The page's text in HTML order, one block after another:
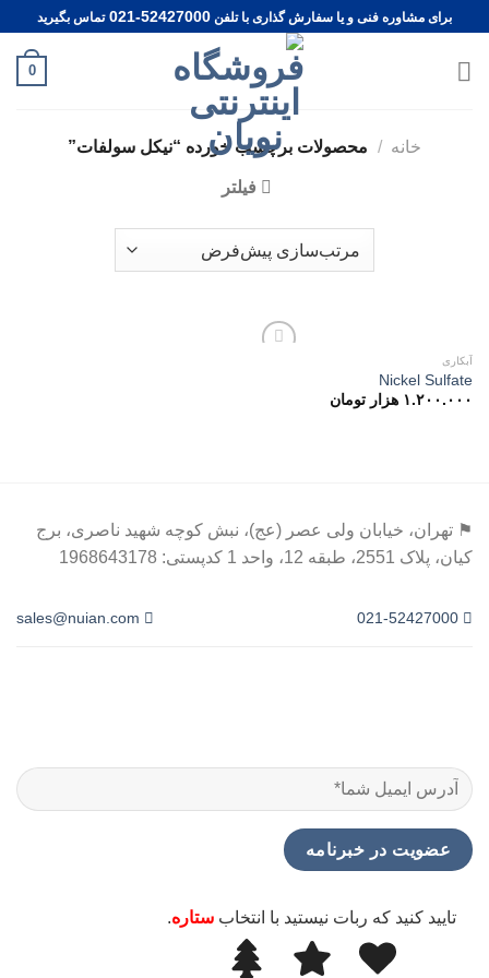
content
برای مشاوره فنی و یا سفارش گذاری با تلفن 021-52427000 تماس بگیرید
0
خانه / محصولات برچسب خورده “نیکل سولفات”
فیلتر
آبکاری
Nickel Sulfate
۱.۲۰۰.۰۰۰ هزار تومان
⚑ تهران، خیابان ولی عصر (عج)، نبش کوچه شهید ناصری، برج
کیان، پلاک 2551، طبقه 12، واحد 1 کدپستی: 1968643178
sales@nuian.com
تایید کنید که ربات نیستید با انتخاب ستاره.